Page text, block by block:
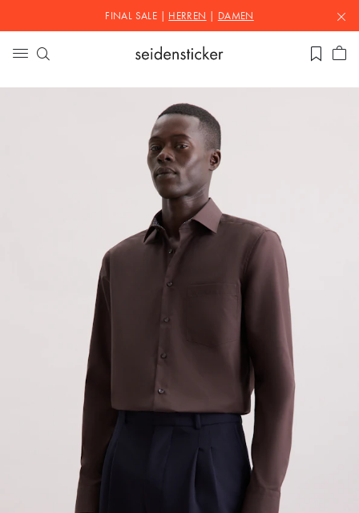
FINAL SALE | HERREN DAMEN